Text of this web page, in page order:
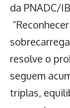
da PNADC/
resolve o
seguem
triplas,